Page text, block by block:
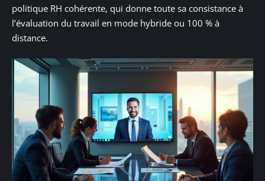
politique RH cohérente, qui donne toute sa consistance à
l’évaluation du travail en mode hybride ou 100 % à
distance.